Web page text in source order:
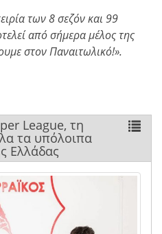
των 8 σεζόν και 99
από σήμερα μέλος της
στον Παναιτωλικό!».
League, τη
τα υπόλοιπα
Ελλάδας